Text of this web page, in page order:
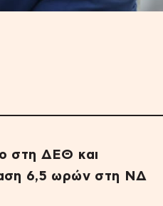
στη ΔΕΘ και
6,5 ωρών στη ΝΔ